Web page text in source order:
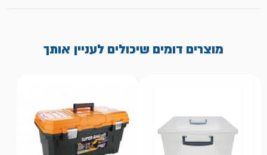
מוצרים דומים שיכולים לעניין אותך